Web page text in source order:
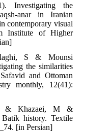
Investigating the
of Naqsh-anar in Iranian
in contemporary visual
Eram Institute of Higher
[in Persian]
Qeshlaghi, S & Mounsi
Investigating the similarities
Safavid and Ottoman
industry monthly, 12(41):
A & Khazaei, M &
(2015). Batik history. Textile
[in Persian]